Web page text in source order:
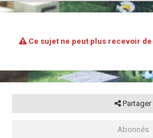
Ce sujet ne peut plus recevoir
Partager
Abonnés